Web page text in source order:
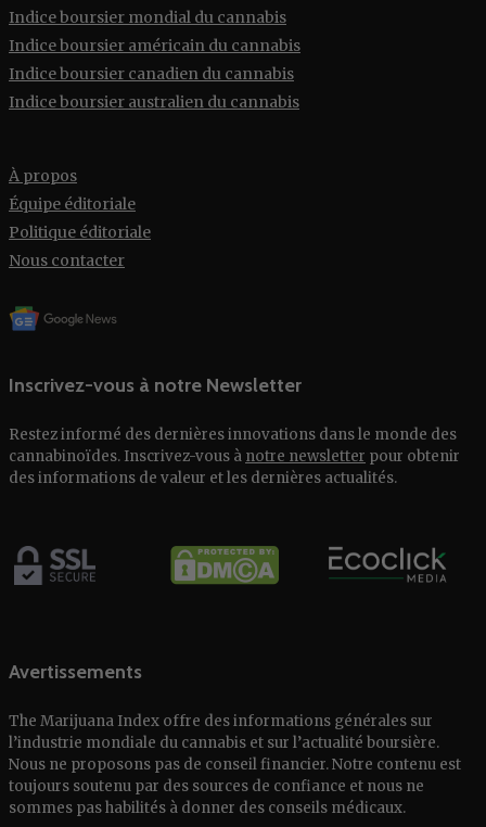
Indice boursier mondial du cannabis
Indice boursier américain du cannabis
Indice boursier canadien du cannabis
Indice boursier australien du cannabis
À propos
Équipe éditoriale
Politique éditoriale
Nous contacter
Inscrivez-vous à notre Newsletter
Restez informé des dernières innovations dans le monde des
cannabinoïdes. Inscrivez-vous à notre newsletter pour obtenir
des informations de valeur et les dernières actualités.
Avertissements
The Marijuana Index offre des informations générales sur
l’industrie mondiale du cannabis et sur l’actualité boursière.
Nous ne proposons pas de conseil financier. Notre contenu est
toujours soutenu par des sources de confiance et nous ne
sommes pas habilités à donner des conseils médicaux.